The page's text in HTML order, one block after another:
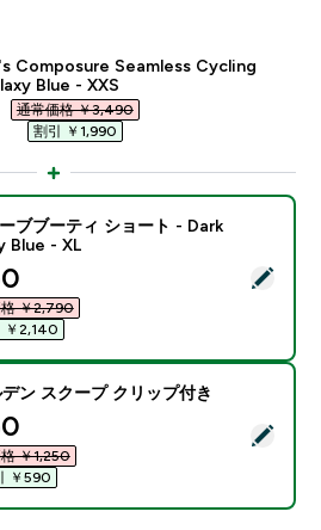
Composure Seamless Cycling
Blue - XXS
price
通常価格 ￥3,490‎
割引 ￥1,990‎
MP カーブブーティ ショート - Dark
ブブーティ ショート - Dark
Blue - XL
price
￥2,790‎
￥2,140‎
ゴールデン スクープ クリップ付き
デン スクープ クリップ付き
price
￥1,250‎
￥590‎